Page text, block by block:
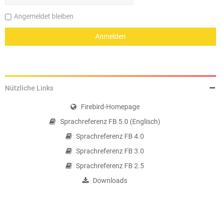
Angemeldet bleiben
Nützliche Links
Firebird-Homepage
Sprachreferenz FB 5.0 (Englisch)
Sprachreferenz FB 4.0
Sprachreferenz FB 3.0
Sprachreferenz FB 2.5
Downloads